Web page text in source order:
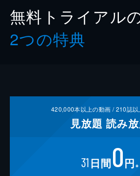
無料トライアル
2つの特典
420,000本以上の動画 /210誌
見放題 読み
31 日間0円 ※